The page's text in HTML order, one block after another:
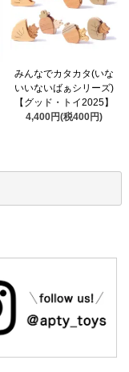
みんなでカタカタ(いな
いいないばぁシリーズ)
【グッド・トイ2025】
4,400円(税400円)